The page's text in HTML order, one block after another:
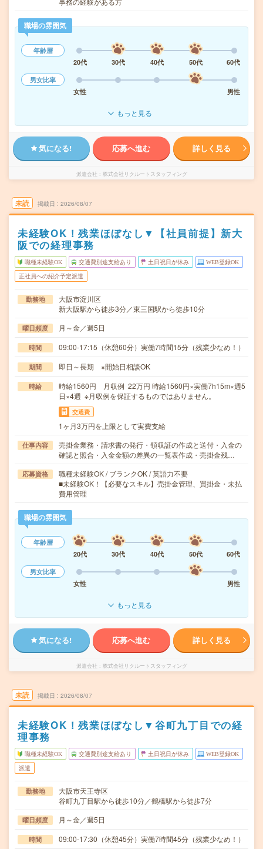
職場の雰囲気
年齢層
20代
30代 40代 50代
60代
男女比率
女性
男性
もっと見る
気になる! 応募へ進む 詳しく見る
派遣会社 株式会社リクルートスタッフィング
未読 掲載日 2026/08/07
未経験OK！残業ほぼなし▼【社員前提】新大
阪での経理事務
職種未経験OK 交通費別途支給あり 土日祝日が休み WEB登録OK
正社員への紹介予定派遣
勤務地
大阪市淀川区
新大阪駅から徒歩3分／東三国駅から徒歩10分
曜日頻度 月～金／週5日
時間 09:00-17:15（休憩60分）実働7時間15分（残業少なめ！）
期間 即日～長期 ※開始日相談OK
時給
時給1560円 月収例 22万円 時給1560円×実働7h15m×週5
日×4週 ※月収例を保証するものではありません。
交通費
1ヶ月3万円を上限として実費支給
仕事内容
売掛金業務・請求書の発行・領収証の作成と送付・入金の
確認と照合・入金金額の差異の一覧表作成・売掛金残…
応募資格
職種未経験OK / ブランクOK / 英語力不要
■未経験OK！【必要なスキル】売掛金管理、買掛金・未払
費用管理
職場の雰囲気
年齢層
20代
30代 40代 50代
60代
男女比率
女性
男性
もっと見る
気になる! 応募へ進む 詳しく見る
派遣会社 株式会社リクルートスタッフィング
未読 掲載日 2026/08/07
未経験OK！残業ほぼなし▼谷町九丁目での経
理事務
職種未経験OK 交通費別途支給あり 土日祝日が休み WEB登録OK
派遣
勤務地
大阪市天王寺区
谷町九丁目駅から徒歩10分／鶴橋駅から徒歩7分
曜日頻度 月～金／週5日
時間 09:00-17:30（休憩45分）実働7時間45分（残業少なめ！）